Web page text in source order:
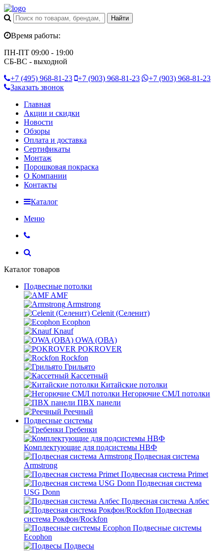
Время работы:
ПН-ПТ 09:00 - 19:00
СБ-ВС - выходной
+7 (495) 968-81-23 +7 (903) 968-81-23 +7 (903) 968-81-23
Заказать звонок
Главная
Акции и скидки
Новости
Обзоры
Оплата и доставка
Сертификаты
Монтаж
Порошковая покраска
О Компании
Контакты
Каталог
Меню
Каталог товаров
Подвесные потолки
AMF
Armstrong
Celenit (Селенит)
Ecophon
Knauf
OWA (ОВА)
POKROVER
Rockfon
Грильято
Кассетный
Китайские потолки
Негорючие СМЛ потолки
ПВХ панели
Реечный
Подвесные системы
Гребенки
Комплектующие для подсистемы НВФ
Подвесная система
Armstrong
Подвесная система Primet
Подвесная система
USG Donn
Подвесная система Албес
Подвесная
система Рокфон/Rockfon
Подвесные системы
Ecophon
Подвесы